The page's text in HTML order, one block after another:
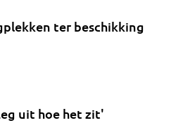
ter beschikking
uit hoe het zit'